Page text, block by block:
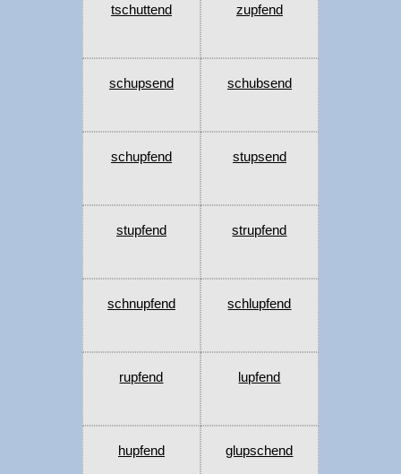
tschuttend zupfend
schupsend schubsend
schupfend stupsend
stupfend strupfend
schnupfend schlupfend
rupfend lupfend
hupfend glupschend